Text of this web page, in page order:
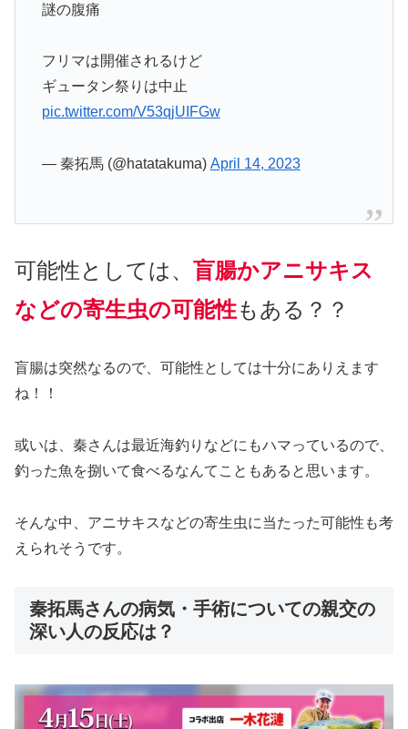
謎の腹痛
フリマは開催されるけど
ギュータン祭りは中止
pic.twitter.com/V53qjUIFGw
— 秦拓馬 (@hatatakuma) April 14, 2023
可能性としては、 盲腸かアニサキス
などの寄生虫の可能性もある？？
盲腸は突然なるので、可能性としては十分にありえます
ね！！
或いは、秦さんは最近海釣りなどにもハマっているので、
釣った魚を捌いて食べるなんてこともあると思います。
そんな中、アニサキスなどの寄生虫に当たった可能性も考
えられそうです。
秦拓馬さんの病気・手術についての親交の
深い人の反応は？